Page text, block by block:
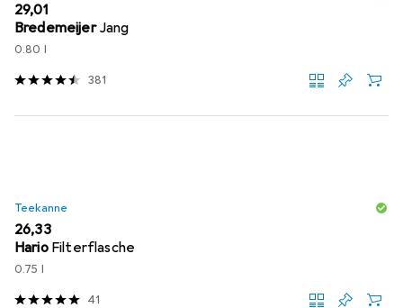
EUR
29,01
Bredemeijer Jang
0.80 l
381
Teekanne
EUR
26,33
Hario Filterflasche
0.75 l
41